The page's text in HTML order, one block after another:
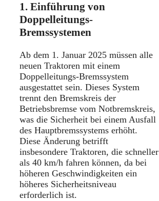
1. Einführung von
Doppelleitungs-
Bremssystemen
Ab dem 1. Januar 2025 müssen alle
neuen Traktoren mit einem
Doppelleitungs-Bremssystem
ausgestattet sein. Dieses System
trennt den Bremskreis der
Betriebsbremse vom Notbremskreis,
was die Sicherheit bei einem Ausfall
des Hauptbremssystems erhöht.
Diese Änderung betrifft
insbesondere Traktoren, die schneller
als 40 km/h fahren können, da bei
höheren Geschwindigkeiten ein
höheres Sicherheitsniveau
erforderlich ist.